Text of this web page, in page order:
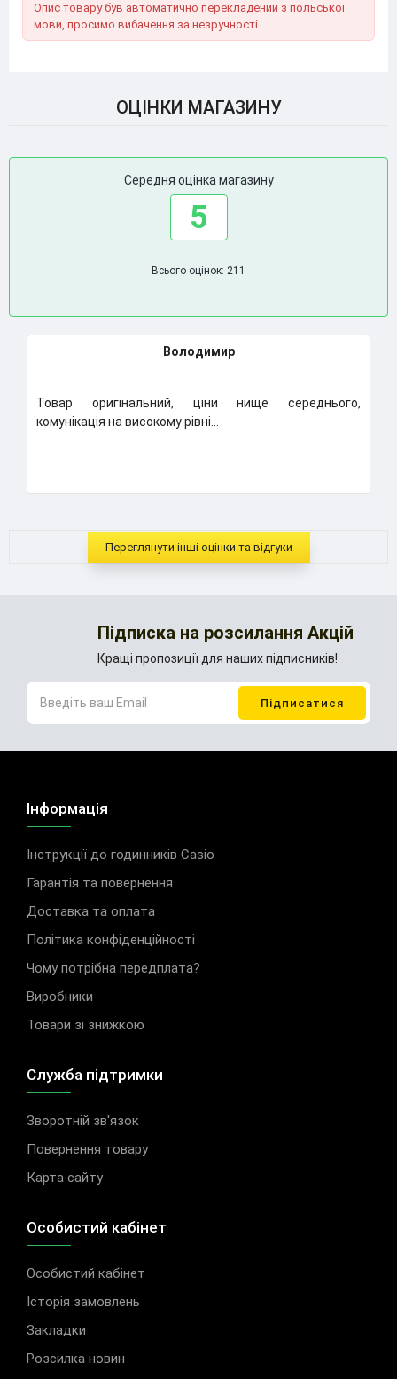
Опис товару був автоматично перекладений з польської
мови, просимо вибачення за незручності.
ОЦІНКИ МАГАЗИНУ
Середня оцінка магазину
5
Всього оцінок: 211
середнього,
Класний магазин. Замовляю вже
Надумаю купляти ще, вибір магазину
Переглянути інші оцінки та відгуки
Підписка на розсилання Акцій
Кращі пропозиції для наших підписників!
Інформація
Інструкції до годинників Casio
Гарантія та повернення
Доставка та оплата
Політика конфіденційності
Чому потрібна передплата?
Виробники
Товари зі знижкою
Служба підтримки
Зворотній зв'язок
Повернення товару
Карта сайту
Особистий кабінет
Особистий кабінет
Історія замовлень
Закладки
Розсилка новин